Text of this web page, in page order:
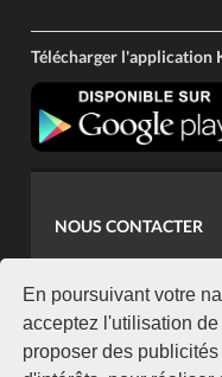
En poursuivant votre
acceptez l'utilisation
proposer des
Télécharger l'application
NOUS CONTACTER
+225 07 08 85